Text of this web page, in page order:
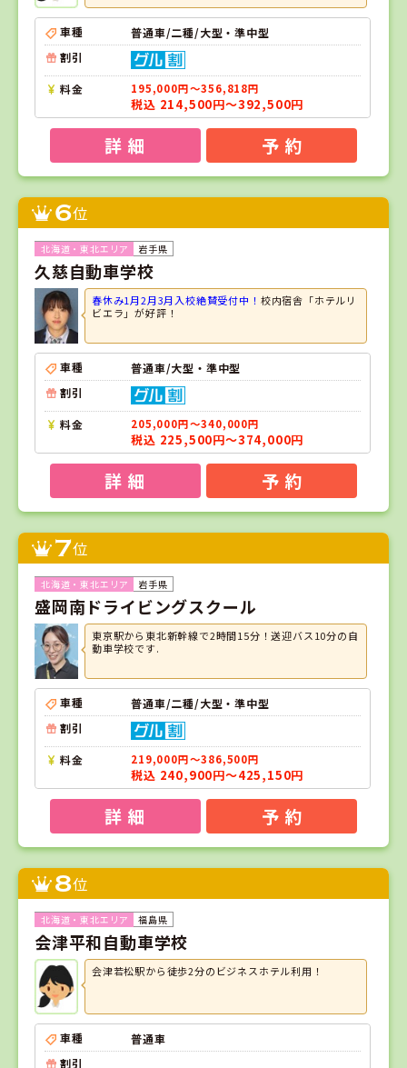
車種
普通車/二種/大型・準中型
割引
料金 195,000円～356,818円
税込 214,500円～392,500円
詳 細 予 約
6位
岩手県
久慈自動車学校
春休み1月2月3月入校絶賛受付中！ 校内宿舎「ホテルリ
ビエラ」が好評！
車種
普通車/大型・準中型
割引
料金 205,000円～340,000円
税込 225,500円～374,000円
詳 細 予 約
7位
岩手県
盛岡南ドライビングスクール
東京駅から東北新幹線で2時間15分！送迎バス10分の自
動車学校です.
車種
普通車/二種/大型・準中型
割引
料金 219,000円～386,500円
税込 240,900円～425,150円
詳 細 予 約
8位
福島県
会津平和自動車学校
会津若松駅から徒歩2分のビジネスホテル利用！
車種
普通車
割引